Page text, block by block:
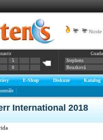
Nicole
5
0
Stephens
Bouzková
E-Shop Diskuze Katalog
International 2018